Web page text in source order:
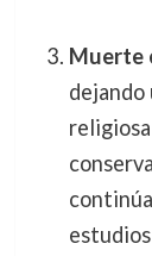
Muerte
dejando